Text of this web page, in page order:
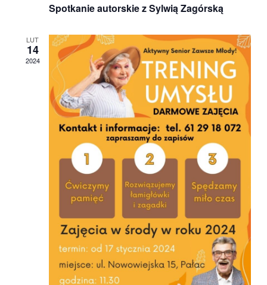
Spotkanie autorskie z Sylwią Zagórską
LUT
14
2024